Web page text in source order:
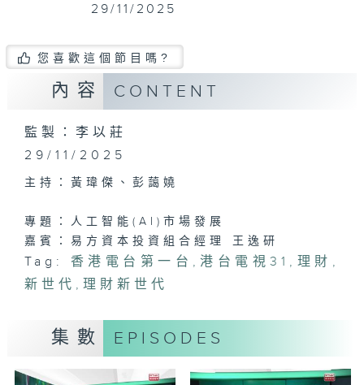
29/11/2025
您喜歡這個節目嗎?
內容 CONTENT
監製：李以莊
29/11/2025
主持：黃瑋傑、彭藹嬈
專題：人工智能(AI)市場發展
嘉賓：易方資本投資組合經理 王逸研
Tag: 香港電台第一台 , 港台電視31 , 理財 ,
新世代 ,理財新世代
集數 EPISODES